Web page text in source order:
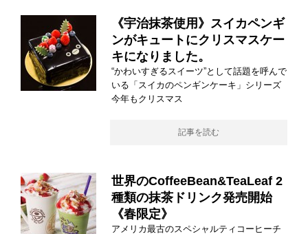
《宇治抹茶使用》スイカペンギ
ンがキュートにクリスマスケー
キになりました。
“かわいすぎるスイーツ”として話題を呼んで
いる「スイカのペンギンケーキ」シリーズ
今年もクリスマス
記事を読む
世界のCoffeeBean&TeaLeaf 2
種類の抹茶ドリンク発売開始
《春限定》
アメリカ最古のスペシャルティコーヒーチ